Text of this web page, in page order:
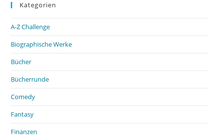
Kategorien
A-Z Challenge
Biographische Werke
Bücher
Bücherrunde
Comedy
Fantasy
Finanzen